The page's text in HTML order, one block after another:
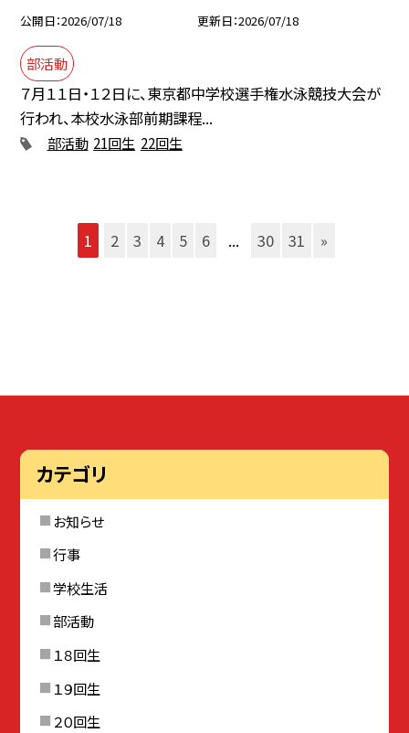
公開日 2026/07/18 更新日 2026/07/18
部活動
７月１１日・１２日に、東京都中学校選手権水泳競技大会が
行われ、本校水泳部前期課程...
部活動 21回生 22回生
1 2 3 4 5 6 ... 30 31 »
カテゴリ
お知らせ
行事
学校生活
部活動
１８回生
１９回生
２０回生